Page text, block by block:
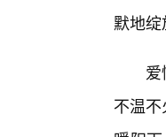
默地
不温